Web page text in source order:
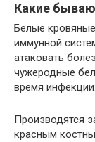
Какие
Белые
иммунной
атаковать
чужеродные
время инфекции.
Производятся
красным